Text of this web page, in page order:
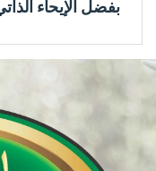
بفضل الإيحاء